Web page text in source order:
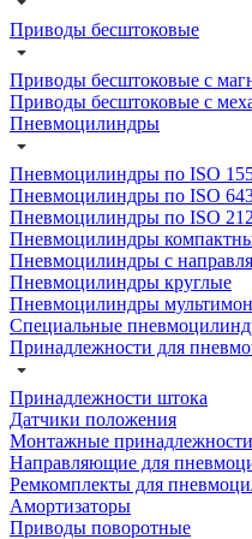
Приводы бесштоковые
Приводы бесштоковые с
Приводы бесштоковые с
Пневмоцилиндры
Пневмоцилиндры по ISO
Пневмоцилиндры по ISO
Пневмоцилиндры по ISO
Пневмоцилиндры
Пневмоцилиндры с
Пневмоцилиндры круглые
Пневмоцилиндры
Специальные
Принадлежности для
Принадлежности штока
Датчики положения
Монтажные
Направляющие для
Ремкомплекты для
Амортизаторы
Приводы поворотные